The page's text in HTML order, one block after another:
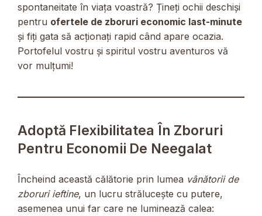
spontaneitate în viața voastră? Țineți ochii deschiși
pentru ofertele de zboruri economic last-minute
și fiți gata să acționați rapid când apare ocazia.
Portofelul vostru și spiritul vostru aventuros vă
vor mulțumi!
Adoptă Flexibilitatea În Zboruri
Pentru Economii De Neegalat
Încheind această călătorie prin lumea vânătorii de
zboruri ieftine, un lucru strălucește cu putere,
asemenea unui far care ne luminează calea: